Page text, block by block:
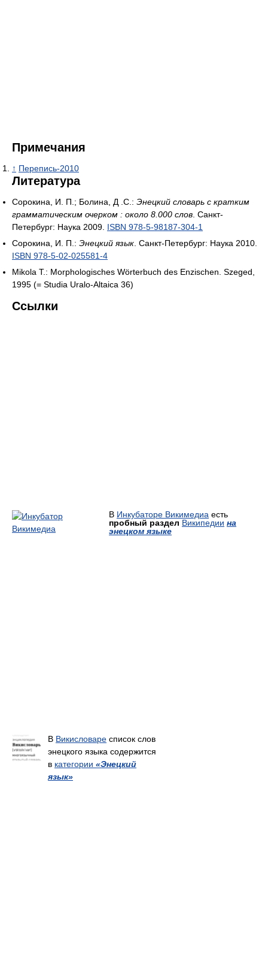
Примечания
↑ Перепись-2010
Литература
Сорокина, И. П.; Болина, Д .С.: Энецкий словарь с кратким
грамматическим очерком : около 8.000 слов . Санкт-
Петербург: Наука 2009. ISBN 978-5-98187-304-1
Сорокина, И. П.: Энецкий язык . Санкт-Петербург: Наука 2010.
ISBN 978-5-02-025581-4
Mikola T.: Morphologisches Wörterbuch des Enzischen. Szeged,
1995 (= Studia Uralo-Altaica 36)
Ссылки
В Инкубаторе Викимедиа есть
пробный раздел Википедии на
энецком языке
В Викисловаре список слов
энецкого языка содержится
в категории «Энецкий
язык»